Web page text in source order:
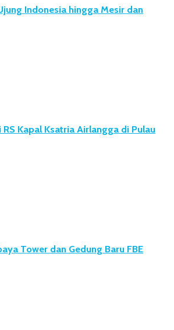
Indonesia hingga Mesir dan
RS Kapal Ksatria Airlangga di Pulau
Tower dan Gedung Baru FBE